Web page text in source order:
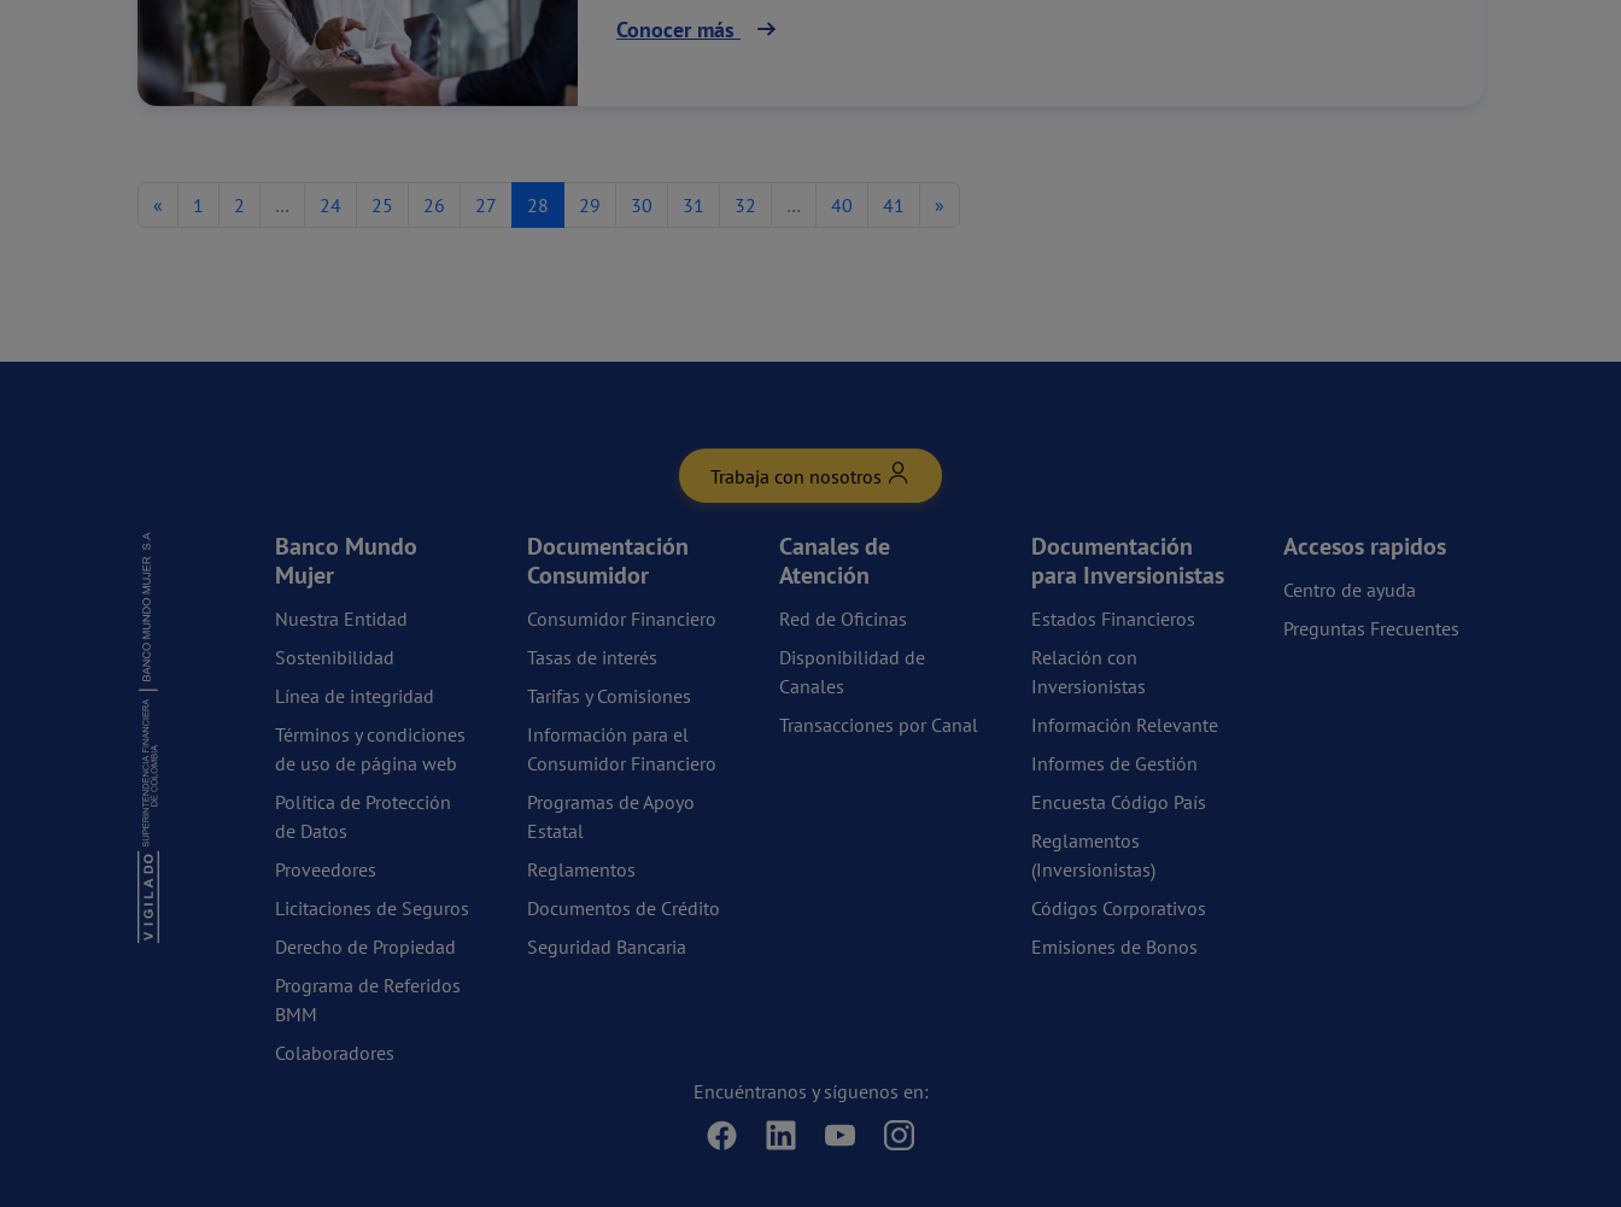
Conocer más
« 1 2 … 24 25 26 27 28 29 30 31 32 … 40 41 »
Trabaja con nosotros
Banco Mundo
Mujer
Nuestra Entidad
Sostenibilidad
Línea de integridad
Términos y condiciones
de uso de página web
Política de Protección
de Datos
Proveedores
Licitaciones de Seguros
Derecho de Propiedad
Programa de Referidos
BMM
Colaboradores
Documentación
Consumidor
Consumidor Financiero
Tasas de interés
Tarifas y Comisiones
Información para el
Consumidor Financiero
Programas de Apoyo
Estatal
Reglamentos
Documentos de Crédito
Seguridad Bancaria
Canales de
Atención
Red de Oficinas
Disponibilidad de
Canales
Transacciones por Canal
Documentación
para Inversionistas
Estados Financieros
Relación con
Inversionistas
Información Relevante
Informes de Gestión
Encuesta Código País
Reglamentos
(Inversionistas)
Códigos Corporativos
Emisiones de Bonos
Accesos rapidos
Centro de ayuda
Preguntas Frecuentes
Encuéntranos y síguenos en: